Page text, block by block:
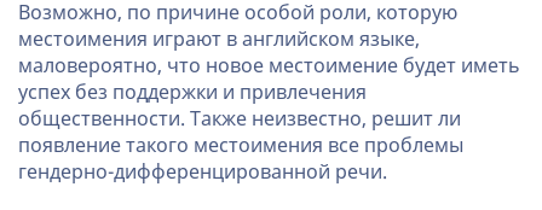
Возможно, по причине особой роли, которую
местоимения играют в английском языке,
маловероятно, что новое местоимение будет иметь
успех без поддержки и привлечения
общественности. Также неизвестно, решит ли
появление такого местоимения все проблемы
гендерно-дифференцированной речи.